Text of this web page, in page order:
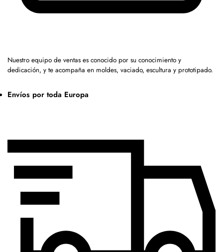
Nuestro equipo de ventas es conocido por su conocimiento y
dedicación, y te acompaña en moldes, vaciado, escultura y prototipado.
Envíos por toda Europa